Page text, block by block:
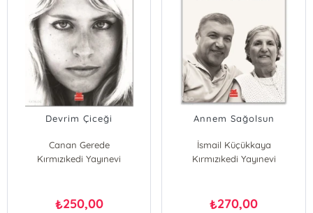
Devrim Çiceği
Canan Gerede
Kırmızıkedi Yayınevi
₺250,00
Annem Sağolsun
İsmail Küçükkaya
Kırmızıkedi Yayınevi
₺270,00